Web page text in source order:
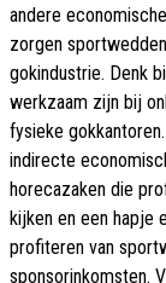
andere
zorgen
gokindustrie. Denk
werkzaam zijn bij
fysieke
indirecte
horecazaken die
kijken en een hapje
profiteren van
sponsorinkomsten.